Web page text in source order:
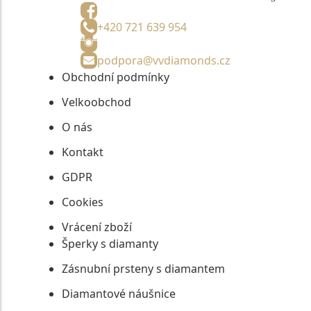
+420 721 639 954
podpora@vvdiamonds.cz
Obchodní podmínky
Velkoobchod
O nás
Kontakt
GDPR
Cookies
Vrácení zboží
Šperky s diamanty
Zásnubní prsteny s diamantem
Diamantové náušnice